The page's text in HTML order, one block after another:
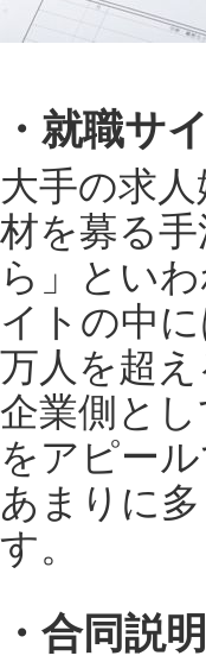
・就職サ
大手の求
材を募る
ら」とい
イトの中
万人を超
企業側と
をアピー
あまりに
す。
・合同説